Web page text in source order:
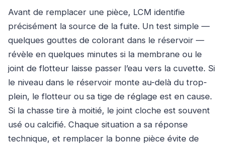
Avant de remplacer une pièce, LCM identifie
précisément la source de la fuite. Un test simple —
quelques gouttes de colorant dans le réservoir —
révèle en quelques minutes si la membrane ou le
joint de flotteur laisse passer l’eau vers la cuvette. Si
le niveau dans le réservoir monte au-delà du trop-
plein, le flotteur ou sa tige de réglage est en cause.
Si la chasse tire à moitié, le joint cloche est souvent
usé ou calcifié. Chaque situation a sa réponse
technique, et remplacer la bonne pièce évite de